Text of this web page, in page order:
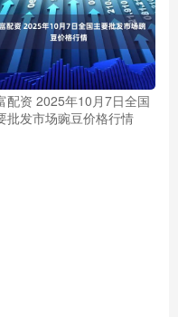
配资 2025年10月7日全国
批发市场豌豆价格行情